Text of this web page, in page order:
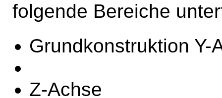
folgende Bereiche
Grundkonstruktion Y-
Z-Achse